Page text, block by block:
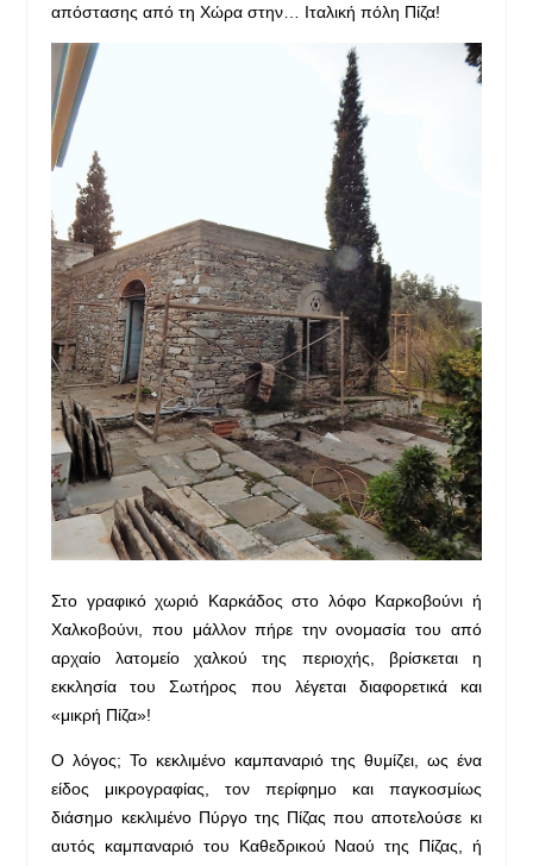
απόστασης από τη Χώρα στην… Ιταλική πόλη Πίζα!
Στο γραφικό χωριό Καρκάδος στο λόφο Καρκοβούνι ή
Χαλκοβούνι, που μάλλον πήρε την ονομασία του από
αρχαίο λατομείο χαλκού της περιοχής, βρίσκεται η
εκκλησία του Σωτήρος που λέγεται διαφορετικά και
«μικρή Πίζα»!
Ο λόγος; Το κεκλιμένο καμπαναριό της θυμίζει, ως ένα
είδος μικρογραφίας, τον περίφημο και παγκοσμίως
διάσημο κεκλιμένο Πύργο της Πίζας που αποτελούσε κι
αυτός καμπαναριό του Καθεδρικού Ναού της Πίζας, ή